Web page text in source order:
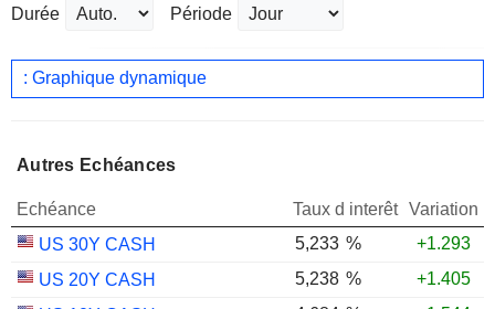
Durée Période
: Graphique dynamique
Autres Echéances
Echéance Taux d interêt Variation
US 30Y CASH
5,233 %
+1.293
US 20Y CASH
5,238 %
+1.405